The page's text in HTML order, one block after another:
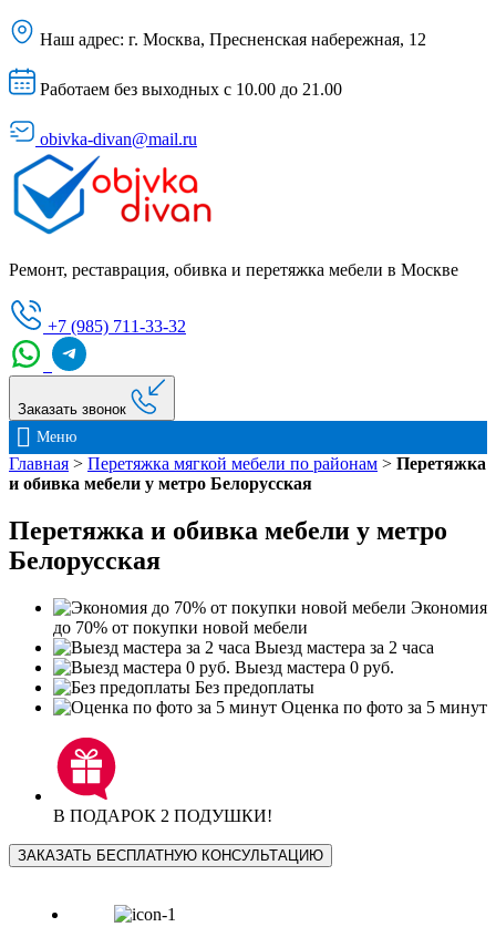
Наш адрес: г. Москва, Пресненская набережная, 12
Работаем без выходных с 10.00 до 21.00
obivka-divan@mail.ru
Ремонт, реставрация, обивка и перетяжка мебели в Москве
+7 (985) 711-33-32
Заказать звонок
Меню
Главная > Перетяжка мягкой мебели по районам > Перетяжка
и обивка мебели у метро Белорусская
Перетяжка и обивка мебели у метро
Белорусская
Экономия
до 70% от покупки новой мебели
Выезд мастера за 2 часа
Выезд мастера 0 руб.
Без предоплаты
Оценка по фото за 5 минут
В ПОДАРОК 2 ПОДУШКИ!
ЗАКАЗАТЬ БЕСПЛАТНУЮ КОНСУЛЬТАЦИЮ